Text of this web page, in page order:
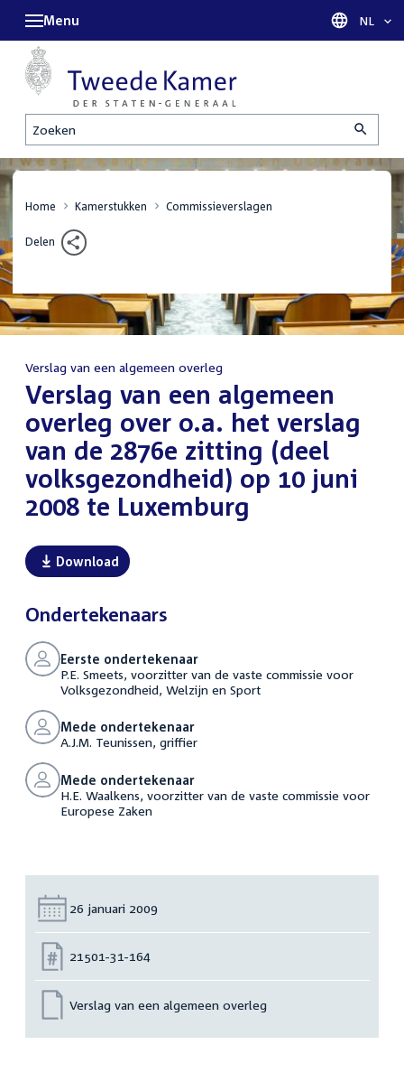
Zoeken
Menu Taal
NL
Home Kamerstukken Commissieverslagen
Delen
Verslag van een algemeen overleg
:Verslag van een algemeen
overleg over o.a. het verslag
van de 2876e zitting (deel
volksgezondheid) op 10 juni
2008 te Luxemburg
Download
Ondertekenaars
Eerste ondertekenaar
P.E. Smeets, voorzitter van de vaste commissie voor
Volksgezondheid, Welzijn en Sport
Mede ondertekenaar
A.J.M. Teunissen, griffier
Mede ondertekenaar
H.E. Waalkens, voorzitter van de vaste commissie voor
Europese Zaken
Datum:
26 januari 2009
Nummer:
21501-31-164
Verslag van een algemeen overleg